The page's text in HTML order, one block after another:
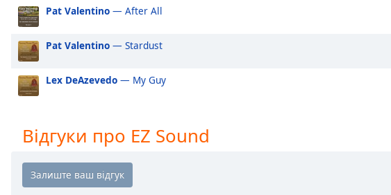
Fullscreen
modal
window.
Beginning
window.
Escape
Pat Valentino — After All
Pat Valentino — Stardust
Lex DeAzevedo — My Guy
Відгуки про EZ Sound